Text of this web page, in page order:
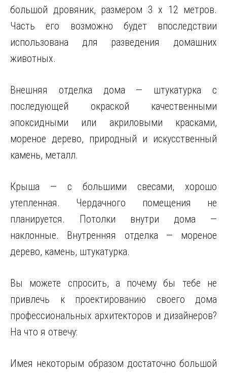
большой дровяник, размером 3 х 12 метров.
Часть его возможно будет впоследствии
использована для разведения домашних
животных.
Внешняя отделка дома — штукатурка с
последующей окраской качественными
эпоксидными или акриловыми красками,
мореное дерево, природный и искусственный
камень, металл.
Крыша — с большими свесами, хорошо
утепленная. Чердачного помещения не
планируется. Потолки внутри дома —
наклонные. Внутренняя отделка — мореное
дерево, камень, штукатурка.
Вы можете спросить, а почему бы тебе не
привлечь к проектированию своего дома
профессиональных архитекторов и дизайнеров?
На что я отвечу:
Имея некоторым образом достаточно большой